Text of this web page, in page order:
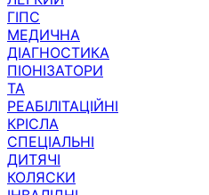
ГІПС
МЕДИЧНА
ДІАГНОСТИКА
ПІОНІЗАТОРИ
ТА
РЕАБІЛІТАЦІЙНІ
КРІСЛА
СПЕЦІАЛЬНІ
ДИТЯЧІ
КОЛЯСКИ